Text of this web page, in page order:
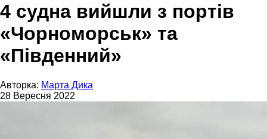
4 судна вийшли з портів
«Чорноморськ» та
«Південний»
Авторка: Марта Дика
28 Вересня 2022